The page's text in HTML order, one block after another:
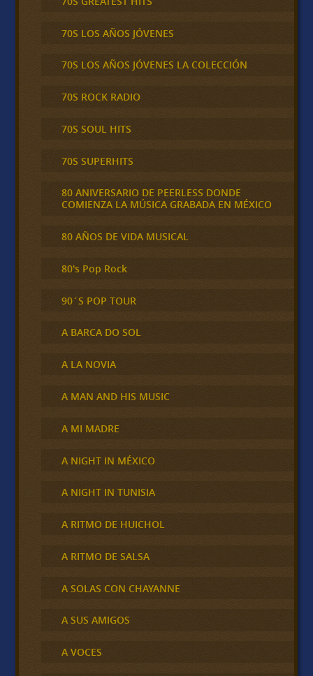
70S LOS AÑOS JÓVENES
70S LOS AÑOS JÓVENES LA COLECCIÓN
70S ROCK RADIO
70S SOUL HITS
70S SUPERHITS
80 ANIVERSARIO DE PEERLESS DONDE
COMIENZA LA MÚSICA GRABADA EN MÉXICO
80 AÑOS DE VIDA MUSICAL
80's Pop Rock
90´S POP TOUR
A BARCA DO SOL
A LA NOVIA
A MAN AND HIS MUSIC
A MI MADRE
A NIGHT IN MÉXICO
A NIGHT IN TUNISIA
A RITMO DE HUICHOL
A RITMO DE SALSA
A SOLAS CON CHAYANNE
A SUS AMIGOS
A VOCES